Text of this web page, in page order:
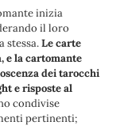
inizia
il loro
stessa.Le carte
e la cartomante
dei tarocchi
e risposte al
condivise
pertinenti;